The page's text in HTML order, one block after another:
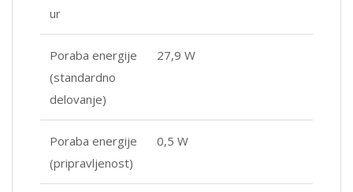
ur
Poraba energije
(standardno
delovanje)
27,9 W
Poraba energije
(pripravljenost)
0,5 W